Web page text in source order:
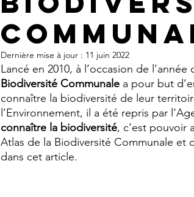
Dernière mise à jour : 11 juin 2022
Lancé en 2010, à l’occasion de l’année
Biodiversité Communale a pour but
connaître la biodiversité de leur
l’Environnement, il a été repris par
connaître la biodiversité, c’est pouvoir
Atlas de la Biodiversité Communale et
dans cet article.